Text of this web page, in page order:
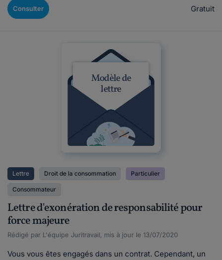
Consulter Gratuit
Modèle de
lettre
Lettre Droit de la consommation Particulier
Consommateur
Lettre d'exonération de responsabilité pour
force majeure
Rédigé par L'équipe Juritravail, mis à jour le 13/07/2020
Vous vous êtes engagés dans un contrat. Cependant, un